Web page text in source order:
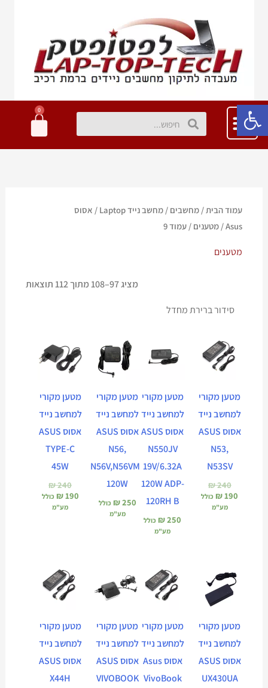
פתח סרגל נגישות חיפושחיפוש
0
עגלת
קניות
עמוד הבית/ מחשבים / מחשב נייד Laptop / אסוס
Asus
/ מטענים / עמוד 9
מטענים
מציג 97–108 מתוך 112 תוצאות
מטען מקורי
למחשב נייד
אסוס ASUS
N53,
N53SV
₪240
המקורי
היה:
₪190
הנוכחי
הוא:
₪ 190.
כולל
מע"מ
מטען מקורי
למחשב נייד
אסוס ASUS
N550JV
19V/6.32A
120W ADP-
120RH B
₪250
כולל
מע"מ
מטען מקורי
למחשב נייד
אסוס ASUS
N56,
N56V,N56VM
120W
₪250
כולל
מע"מ
מטען מקורי
למחשב נייד
אסוס ASUS
TYPE-C
45W
₪240
המקורי
היה:
₪190
הנוכחי
הוא:
₪ 190.
כולל
מע"מ
מטען מקורי
למחשב נייד
אסוס ASUS
UX430UA
המקורי
היה:
₪ 240.
הנוכחי
הוא:
₪ 190.
מטען מקורי
למחשב נייד
אסוס Asus
VivoBook
המקורי
היה:
הנוכחי
הוא:
₪ 190.
מטען מקורי
למחשב נייד
אסוס ASUS
VIVOBOOK
היה:
₪ 240.
הנוכחי
הוא:
₪ 190.
מטען מקורי
למחשב נייד
אסוס ASUS
X44H
המקורי
היה:
המחיר
הנוכחי
הוא:
₪ 190.